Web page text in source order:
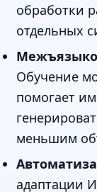
обработки
отдельных
Обучение
помогает
меньшим
адаптации